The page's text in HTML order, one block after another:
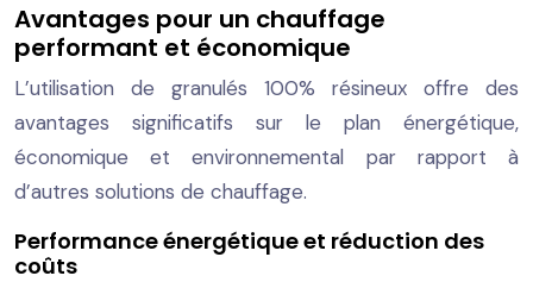
Avantages pour un chauffage
performant et économique
L’utilisation de granulés 100% résineux offre des
avantages significatifs sur le plan énergétique,
économique et environnemental par rapport à
d’autres solutions de chauffage.
Performance énergétique et réduction des
coûts